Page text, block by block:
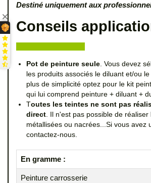
Destiné uniquement aux
Conseils
Pot de peinture seule. Vous devez
les produits associés le diluant et/ou
plus de simplicité optez pour le kit
qui lui comprend peinture + diluant +
Toutes les teintes ne sont pas
direct. Il n'est pas possible de réaliser
métallisées ou nacrées...Si vous avez
contactez-nous.
En gramme :
Peinture carrosserie